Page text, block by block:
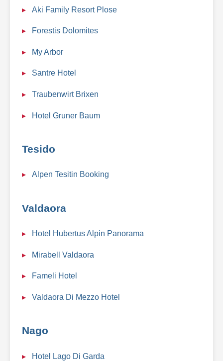
Aki Family Resort Plose
Forestis Dolomites
My Arbor
Santre Hotel
Traubenwirt Brixen
Hotel Gruner Baum
Tesido
Alpen Tesitin Booking
Valdaora
Hotel Hubertus Alpin Panorama
Mirabell Valdaora
Fameli Hotel
Valdaora Di Mezzo Hotel
Nago
Hotel Lago Di Garda